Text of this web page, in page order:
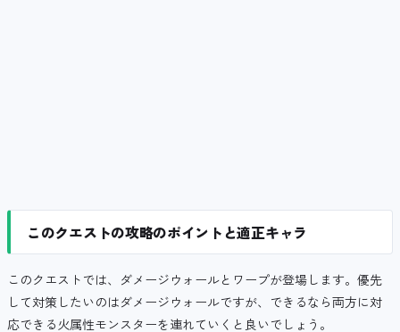
このクエストの攻略のポイントと適正キャラ
このクエストでは、ダメージウォールとワープが登場します。優先
して対策したいのはダメージウォールですが、できるなら両方に対
応できる火属性モンスターを連れていくと良いでしょう。